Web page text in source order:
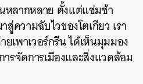
ลากหลาย ตั้งแต่แช่มช้า
สู่ความฉับไวของโตเกียว เรา
ยเพาเวอร์กรีน ได้เห็นมุมมอง
รจัดการเมืองและสิ่งแวดล้อม